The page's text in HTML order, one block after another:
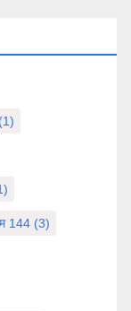
(1)
144 (3)